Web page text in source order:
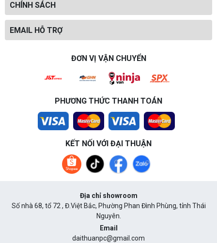
CHÍNH SÁCH
EMAIL HỖ TRỢ
ĐƠN VỊ VẬN CHUYỂN
PHƯƠNG THỨC THANH TOÁN
KẾT NỐI VỚI ĐẠI THUẬN
Địa chỉ showroom
Số nhà 68, tổ 72 , Đ.Việt Bắc, Phường Phan Đình Phùng, tỉnh Thái
Nguyên.
Email
daithuanpc@gmail.com